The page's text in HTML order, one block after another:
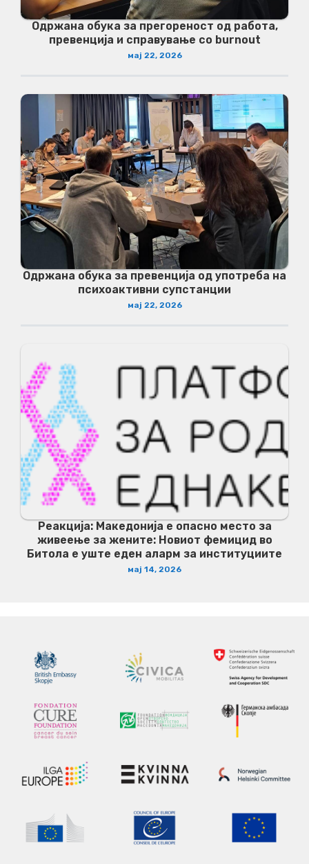
Одржана обука за прегореност од работа,
превенција и справување со burnout
мај 22, 2026
Одржана обука за превенција од употреба на
психоактивни супстанции
мај 22, 2026
Реакција: Македонија е опасно место за
живеење за жените: Новиот фемицид во
Битола е уште еден аларм за институциите
мај 14, 2026